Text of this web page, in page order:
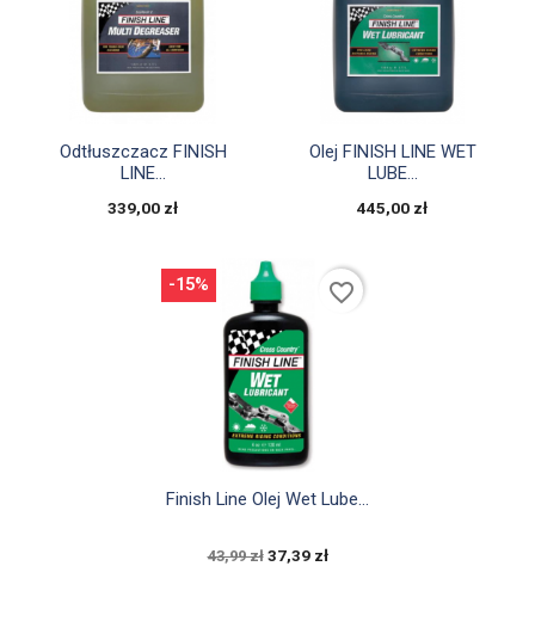
Szybki podgląd
Odtłuszczacz FINISH
LINE...
339,00 zł
Szybki podgląd
Olej FINISH LINE WET
LUBE...
445,00 zł
Szybki podgląd
Finish Line Olej Wet Lube...
43,99 zł 37,39 zł
-15% favorite_border